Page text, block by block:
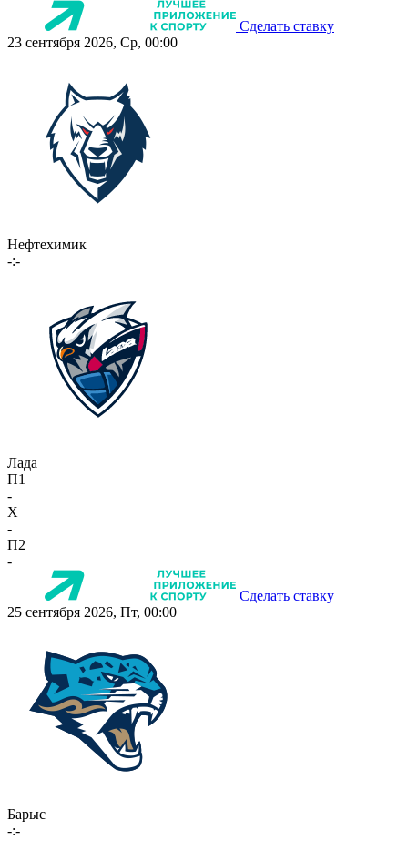
Сделать ставку
23 сентября 2026, Ср, 00:00
Нефтехимик
-:-
Лада
П1
-
X
-
П2
-
Сделать ставку
25 сентября 2026, Пт, 00:00
Барыс
-:-